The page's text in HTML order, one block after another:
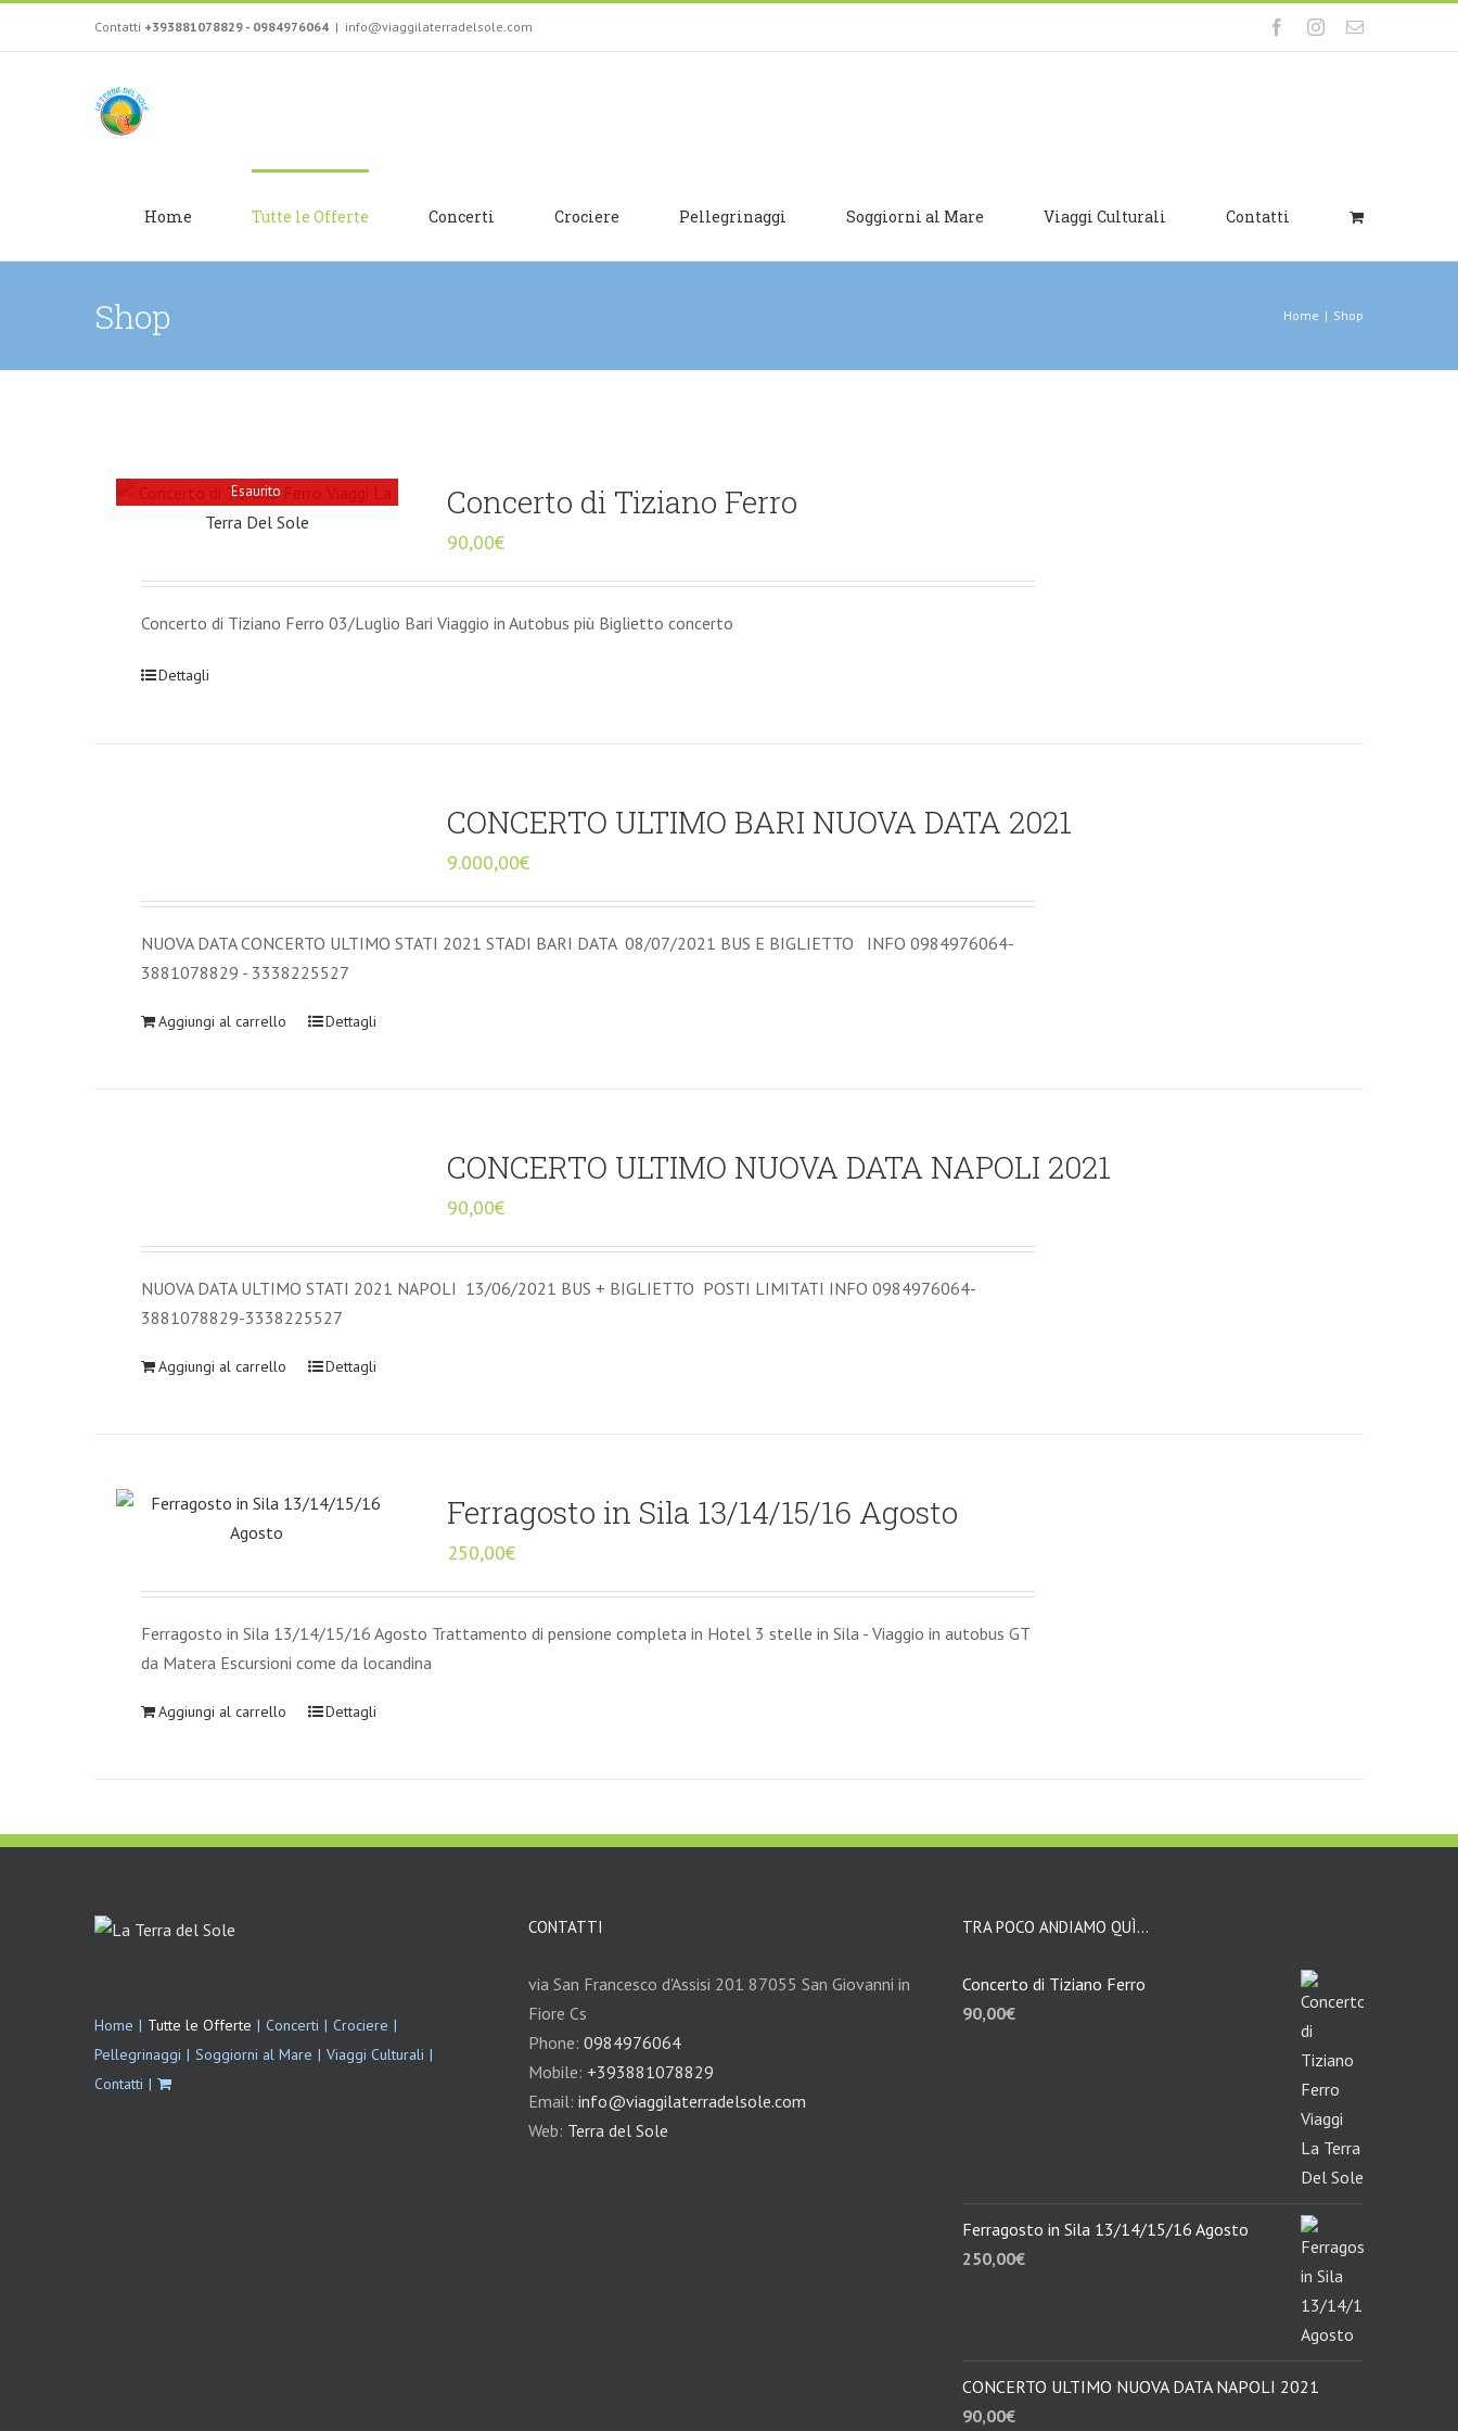
Contatti +393881078829 - 0984976064 | info@viaggilaterradelsole.com FacebookInstagram
Email
Home Tutte le Offerte Concerti Crociere Pellegrinaggi Soggiorni al Mare Viaggi Culturali Contatti
Shop Home | Shop
Esaurito Concerto di Tiziano Ferro
90,00€
Concerto di Tiziano Ferro 03/Luglio Bari Viaggio in Autobus più Biglietto concerto
Dettagli
CONCERTO ULTIMO BARI NUOVA DATA 2021
9.000,00€
NUOVA DATA CONCERTO ULTIMO STATI 2021 STADI BARI DATA 08/07/2021 BUS E BIGLIETTO INFO 0984976064-
3881078829 - 3338225527
Aggiungi al carrello Dettagli
CONCERTO ULTIMO NUOVA DATA NAPOLI 2021
90,00€
NUOVA DATA ULTIMO STATI 2021 NAPOLI 13/06/2021 BUS + BIGLIETTO POSTI LIMITATI INFO 0984976064-
3881078829-3338225527
Aggiungi al carrello Dettagli
Ferragosto in Sila 13/14/15/16 Agosto
250,00€
Ferragosto in Sila 13/14/15/16 Agosto Trattamento di pensione completa in Hotel 3 stelle in Sila - Viaggio in autobus GT
da Matera Escursioni come da locandina
Aggiungi al carrello Dettagli
Home Tutte le Offerte Concerti
Crociere
Pellegrinaggi
Soggiorni al Mare
Viaggi Culturali
Contatti
CONTATTI
via San Francesco d'Assisi 201 87055 San Giovanni in
Fiore Cs
Phone: 0984976064
Mobile: +393881078829
Email: info@viaggilaterradelsole.com
Web: Terra del Sole
TRA POCO ANDIAMO QUÌ…
Concerto di Tiziano Ferro
90,00€
Ferragosto in Sila 13/14/15/16 Agosto
250,00€
CONCERTO ULTIMO NUOVA DATA NAPOLI 2021
90,00€